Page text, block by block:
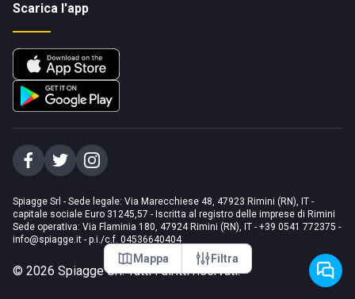
Mappa Filtra
Scarica l'app
Spiagge Srl - Sede legale: Via Marecchiese 48, 47923 Rimini (RN), IT -
capitale sociale Euro 31245,57 - Iscritta al registro delle imprese di Rimini
Sede operativa: Via Flaminia 180, 47924 Rimini (RN), IT - +39 0541 772375 -
info@spiagge.it - p.i./c.f. 04536640404
© 2026 Spiagge Srl. Tutti i diritti riservati.